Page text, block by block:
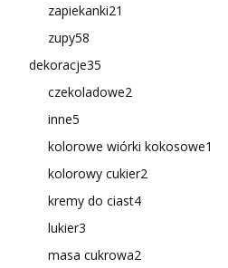
zapiekanki21
zupy58
dekoracje35
czekoladowe2
inne5
kolorowe wiórki kokosowe1
kolorowy cukier2
kremy do ciast4
lukier3
masa cukrowa2